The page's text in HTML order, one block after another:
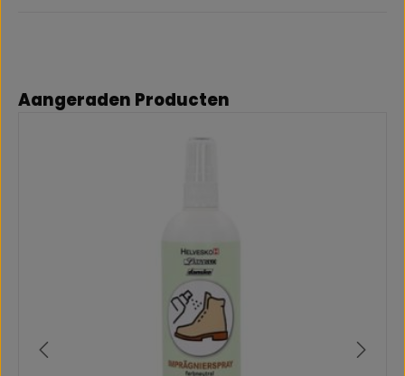
Productgalerij overslaan
Aangeraden Producten